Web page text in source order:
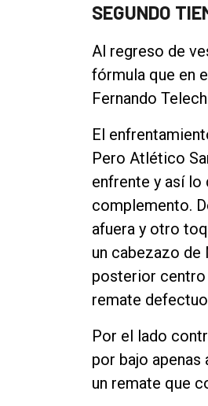
SEGUNDO
Al regreso de
fórmula que en
Fernando
El
Pero Atlético
enfrente y así lo
complemento.
afuera y otro
un cabezazo de
posterior centro
remate
Por el lado
por bajo
un remate que